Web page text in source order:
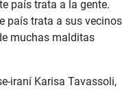
país trata a la gente.
país trata a sus vecinos
muchas malditas
iraní Karisa Tavassoli,